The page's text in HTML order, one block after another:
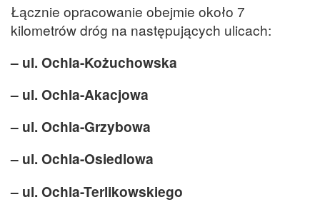
Łącznie opracowanie obejmie około 7
kilometrów dróg na następujących ulicach:
– ul. Ochla-Kożuchowska
– ul. Ochla-Akacjowa
– ul. Ochla-Grzybowa
– ul. Ochla-Osiedlowa
– ul. Ochla-Terlikowskiego